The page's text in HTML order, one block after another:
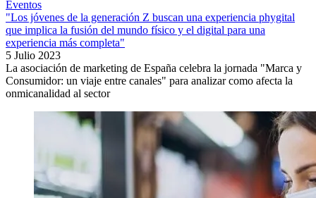
Eventos
"Los jóvenes de la generación Z buscan una experiencia phygital
que implica la fusión del mundo físico y el digital para una
experiencia más completa"
5 Julio 2023
La asociación de marketing de España celebra la jornada "Marca y
Consumidor: un viaje entre canales" para analizar como afecta la
onmicanalidad al sector